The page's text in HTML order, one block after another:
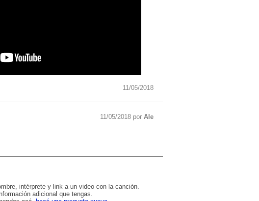
11/05/2018
11/05/2018 por Ale
intérprete y link a un video con la canción.
adicional que tengas.